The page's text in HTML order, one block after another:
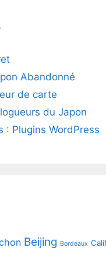
Abandonné
de carte
du Japon
: Plugins WordPress
Beijing Bordeaux